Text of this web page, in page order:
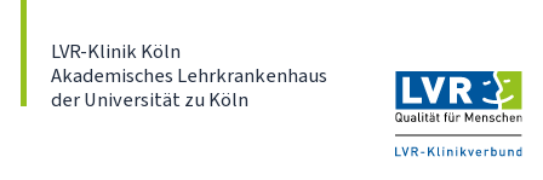
LVR-Klinik Köln
Akademisches Lehrkrankenhaus
der Universität zu Köln